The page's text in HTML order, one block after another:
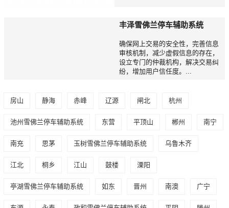
丰泽雪佛兰停车辅助系统
确保网上交易的安全性，完善信息
审核机制，减少虚假信息的存在，
设立专门的仲裁机构，解决交易纠
纷，增加用户信任度。...
房山 静海 赤峰 辽源 闸北 杭州
池州雪佛兰停车辅助系统 东营 平顶山 郴州 南宁
南充 思茅 玉树雪佛兰停车辅助系统 乌鲁木齐
江北 桐乡 江山 鼓楼 溧阳
亭湖雪佛兰停车辅助系统 如东 晋州 南澳 广宁